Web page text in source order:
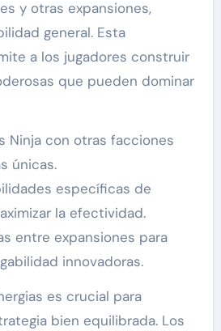
y otras expansiones,
general. Esta
a los jugadores construir
que pueden dominar
Ninja con otras facciones
únicas.
específicas de
la efectividad.
entre expansiones para
innovadoras.
es crucial para
bien equilibrada. Los